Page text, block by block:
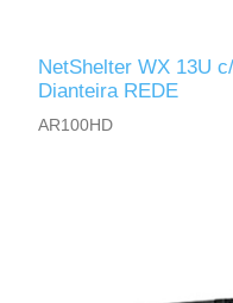
NetShelter WX 13U
Dianteira REDE
AR100HD